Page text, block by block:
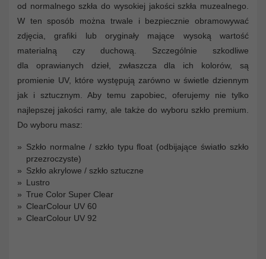
od normalnego szkła do wysokiej jakości szkła muzealnego.
W ten sposób można trwale i bezpiecznie obramowywać
zdjęcia, grafiki lub oryginały mające wysoką wartość
materialną czy duchową. Szczególnie szkodliwe
dla oprawianych dzieł, zwłaszcza dla ich kolorów, są
promienie UV, które występują zarówno w świetle dziennym
jak i sztucznym. Aby temu zapobiec, oferujemy nie tylko
najlepszej jakości ramy, ale także do wyboru szkło premium.
Do wyboru masz:
Szkło normalne / szkło typu float (odbijające światło szkło
przezroczyste)
Szkło akrylowe / szkło sztuczne
Lustro
True Color Super Clear
ClearColour UV 60
ClearColour UV 92